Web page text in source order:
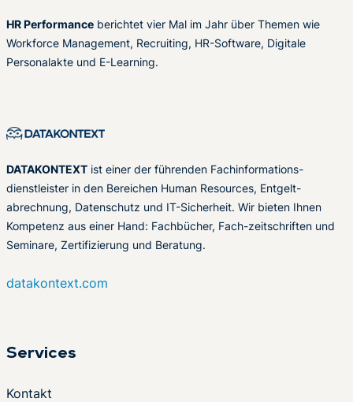
HR Performance berichtet vier Mal im Jahr über Themen wie
Workforce Management, Recruiting, HR-Software, Digitale
Personalakte und E-Learning.
DATAKONTEXT ist einer der führenden Fachinformations-
dienstleister in den Bereichen Human Resources, Entgelt-
abrechnung, Datenschutz und IT-Sicherheit. Wir bieten Ihnen
Kompetenz aus einer Hand: Fachbücher, Fach-zeitschriften und
Seminare, Zertifizierung und Beratung.
datakontext.com
Services
Kontakt